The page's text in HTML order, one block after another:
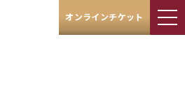
オンラインチケット